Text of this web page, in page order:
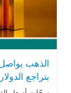
الذهب يواصل
بتراجع
الجيوسياسية